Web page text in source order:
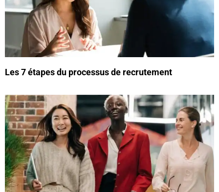
Les 7 étapes du processus de recrutement